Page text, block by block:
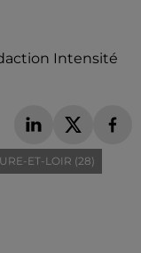
Intensité
ET-LOIR (28)